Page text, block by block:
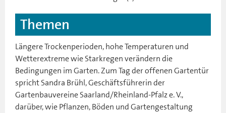
Themen
Längere Trockenperioden, hohe Temperaturen und
Wetterextreme wie Starkregen verändern die
Bedingungen im Garten. Zum Tag der offenen Gartentür
spricht Sandra Brühl, Geschäftsführerin der
Gartenbauvereine Saarland/Rheinland-Pfalz e. V.,
darüber, wie Pflanzen, Böden und Gartengestaltung